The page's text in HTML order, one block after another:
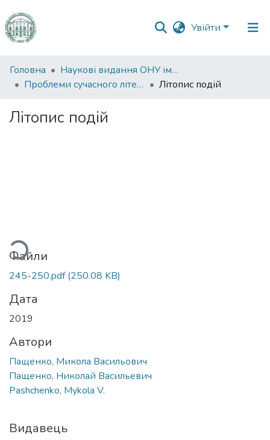
Увійти
Фонди
та
Пошук за критеріями
Головна
Наукові видання ОНУ імені І. І. Мечникова
Проблеми сучасного літературознавства
Літопис подій
Літопис подій
Файли
245-250.pdf(250.08 KB)
Дата
2019
Автори
Пащенко, Микола Васильович
Пащенко, Николай Васильевич
Pashchenko, Mykola V.
Видавець